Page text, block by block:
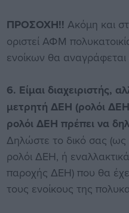
ΠΡΟΣΟΧΗ!! Ακόμη και
οριστεί ΑΦΜ
ενοίκων θα
6. Είμαι διαχειριστής,
μετρητή ΔΕΗ (ρολόι
ρολόι ΔΕΗ πρέπει να
Δηλώστε το δικό σας (ως
ρολόι ΔΕΗ, ή
παροχής ΔΕΗ) που θα
τους ενοίκους της